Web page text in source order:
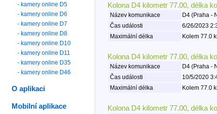
Kolona D4 kilometr 77.00, délka
Název komunikace
D4 (Praha -
Čas události
6/26/2023
Maximální délka
Kolem 77.0
Kolona D4 kilometr 77.00, délka
Název komunikace
D4 (Praha -
Čas události
10/5/2020
Maximální délka
Kolem 77.0
Kolona D4 kilometr 77.00, délka
- kamery online D5
- kamery online D6
- kamery online D7
- kamery online D8
- kamery online D10
- kamery online D11
- kamery online D35
- kamery online D46
O aplikaci
Mobilní aplikace